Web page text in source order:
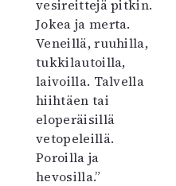
vesireittejä pitkin.
Jokea ja merta.
Veneillä, ruuhilla,
tukkilautoilla,
laivoilla. Talvella
hiihtäen tai
eloperäisillä
vetopeleillä.
Poroilla ja
hevosilla.”